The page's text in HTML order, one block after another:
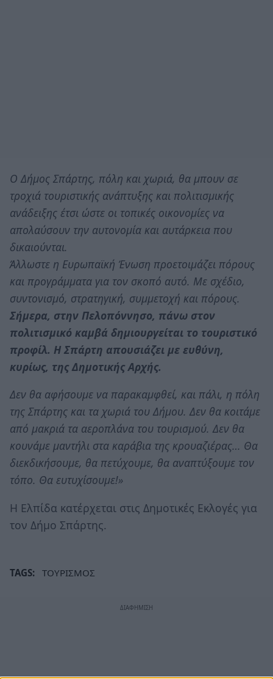
Ο Δήμος Σπάρτης, πόλη και χωριά, θα μπουν σε
τροχιά τουριστικής ανάπτυξης και πολιτισμικής
ανάδειξης έτσι ώστε οι τοπικές οικονομίες να
απολαύσουν την αυτονομία και αυτάρκεια που
δικαιούνται.
Άλλωστε η Ευρωπαϊκή Ένωση προετοιμάζει πόρους
και προγράμματα για τον σκοπό αυτό. Με σχέδιο,
συντονισμό, στρατηγική, συμμετοχή και πόρους.
Σήμερα, στην Πελοπόννησο, πάνω στον
πολιτισμικό καμβά δημιουργείται το τουριστικό
προφίλ. Η Σπάρτη απουσιάζει με ευθύνη,
κυρίως, της Δημοτικής Αρχής.
Δεν θα αφήσουμε να παρακαμφθεί, και πάλι, η πόλη
της Σπάρτης και τα χωριά του Δήμου. Δεν θα κοιτάμε
από μακριά τα αεροπλάνα του τουρισμού. Δεν θα
κουνάμε μαντήλι στα καράβια της κρουαζιέρας… Θα
διεκδικήσουμε, θα πετύχουμε, θα αναπτύξουμε τον
τόπο. Θα ευτυχίσουμε!»
Η Ελπίδα κατέρχεται στις Δημοτικές Εκλογές για
τον Δήμο Σπάρτης.
TAGS: ΤΟΥΡΙΣΜΟΣ